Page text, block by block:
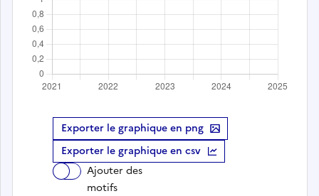
Exporter le graphique en png
Exporter le graphique en csv
Ajouter des
motifs